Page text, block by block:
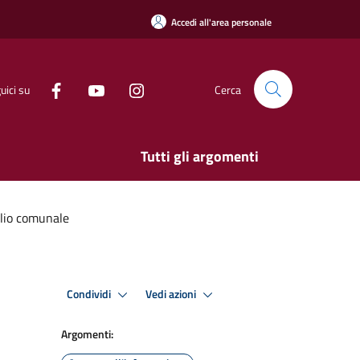
Accedi all'area personale
su Cerca
Tutti gli argomenti
comunale
Condividi Vedi azioni
Argomenti: